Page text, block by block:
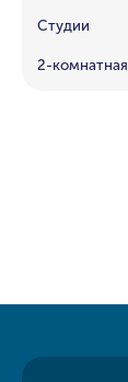
Студии
2-комнатная